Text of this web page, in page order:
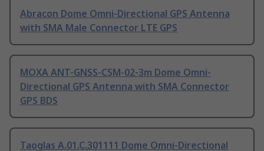
Abracon Dome Omni-Directional GPS Antenna
with SMA Male Connector LTE GPS
MOXA ANT-GNSS-CSM-02-3m Dome Omni-
Directional GPS Antenna with SMA Connector
GPS BDS
Taoglas A.01.C.301111 Dome Omni-Directional